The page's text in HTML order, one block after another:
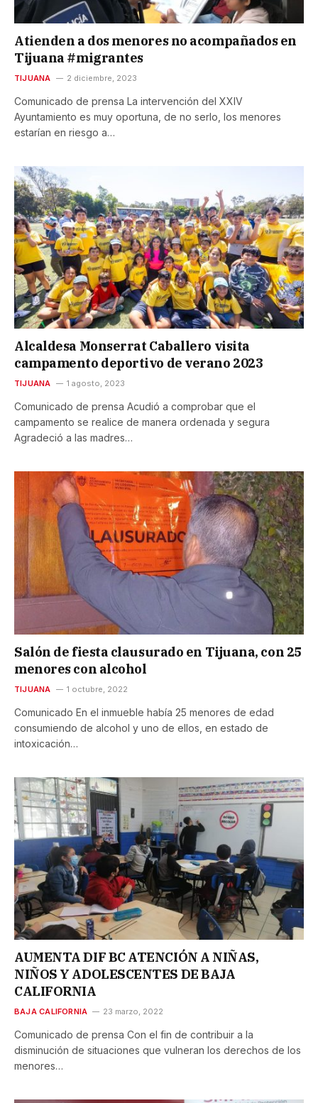
Atienden a dos menores no acompañados en
Tijuana #migrantes
TIJUANA 2 diciembre, 2023
Comunicado de prensa La intervención del XXIV
Ayuntamiento es muy oportuna, de no serlo, los menores
estarían en riesgo a…
Alcaldesa Monserrat Caballero visita
campamento deportivo de verano 2023
TIJUANA 1 agosto, 2023
Comunicado de prensa Acudió a comprobar que el
campamento se realice de manera ordenada y segura
Agradeció a las madres…
Salón de fiesta clausurado en Tijuana, con 25
menores con alcohol
TIJUANA 1 octubre, 2022
Comunicado En el inmueble había 25 menores de edad
consumiendo de alcohol y uno de ellos, en estado de
intoxicación…
AUMENTA DIF BC ATENCIÓN A NIÑAS,
NIÑOS Y ADOLESCENTES DE BAJA
CALIFORNIA
BAJA CALIFORNIA 23 marzo, 2022
Comunicado de prensa Con el fin de contribuir a la
disminución de situaciones que vulneran los derechos de los
menores…